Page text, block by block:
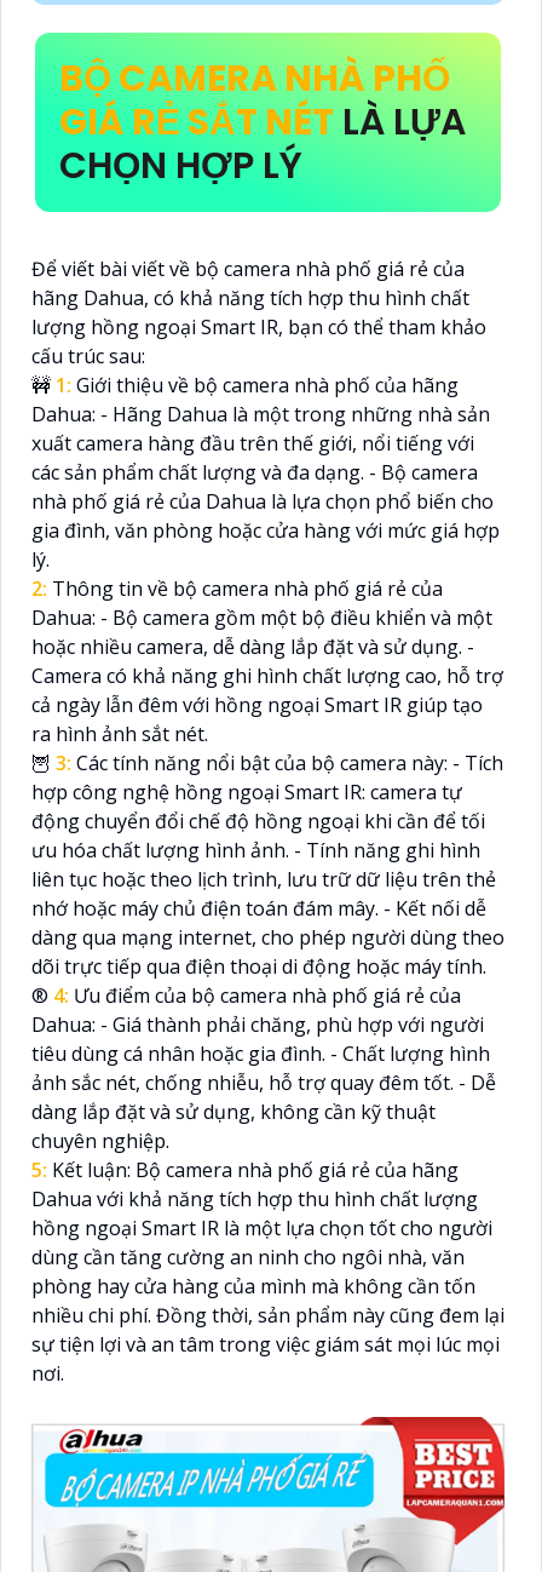
BỘ CAMERA NHÀ PHỐ
GIÁ RẺ SẮT NÉT LÀ LỰA
CHỌN HỢP LÝ
Để viết bài viết về bộ camera nhà phố giá rẻ của
hãng Dahua, có khả năng tích hợp thu hình chất
lượng hồng ngoại Smart IR, bạn có thể tham khảo
cấu trúc sau:
🚧 1: Giới thiệu về bộ camera nhà phố của hãng
Dahua: - Hãng Dahua là một trong những nhà sản
xuất camera hàng đầu trên thế giới, nổi tiếng với
các sản phẩm chất lượng và đa dạng. - Bộ camera
nhà phố giá rẻ của Dahua là lựa chọn phổ biến cho
gia đình, văn phòng hoặc cửa hàng với mức giá hợp
lý.
2: Thông tin về bộ camera nhà phố giá rẻ của
Dahua: - Bộ camera gồm một bộ điều khiển và một
hoặc nhiều camera, dễ dàng lắp đặt và sử dụng. -
Camera có khả năng ghi hình chất lượng cao, hỗ trợ
cả ngày lẫn đêm với hồng ngoại Smart IR giúp tạo
ra hình ảnh sắt nét.
🦉 3: Các tính năng nổi bật của bộ camera này: - Tích
hợp công nghệ hồng ngoại Smart IR: camera tự
động chuyển đổi chế độ hồng ngoại khi cần để tối
ưu hóa chất lượng hình ảnh. - Tính năng ghi hình
liên tục hoặc theo lịch trình, lưu trữ dữ liệu trên thẻ
nhớ hoặc máy chủ điện toán đám mây. - Kết nối dễ
dàng qua mạng internet, cho phép người dùng theo
dõi trực tiếp qua điện thoại di động hoặc máy tính.
®️ 4: Ưu điểm của bộ camera nhà phố giá rẻ của
Dahua: - Giá thành phải chăng, phù hợp với người
tiêu dùng cá nhân hoặc gia đình. - Chất lượng hình
ảnh sắc nét, chống nhiễu, hỗ trợ quay đêm tốt. - Dễ
dàng lắp đặt và sử dụng, không cần kỹ thuật
chuyên nghiệp.
5: Kết luận: Bộ camera nhà phố giá rẻ của hãng
Dahua với khả năng tích hợp thu hình chất lượng
hồng ngoại Smart IR là một lựa chọn tốt cho người
dùng cần tăng cường an ninh cho ngôi nhà, văn
phòng hay cửa hàng của mình mà không cần tốn
nhiều chi phí. Đồng thời, sản phẩm này cũng đem lại
sự tiện lợi và an tâm trong việc giám sát mọi lúc mọi
nơi.